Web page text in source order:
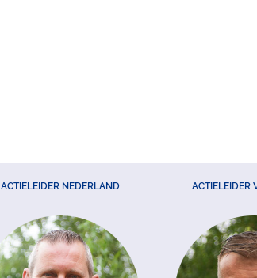
ACTIELEIDER NEDERLAND ACTIELEIDER